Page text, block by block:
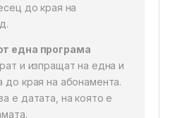
до края на
една програма
и изпращат на една и
края на абонамента.
е датата, на която е